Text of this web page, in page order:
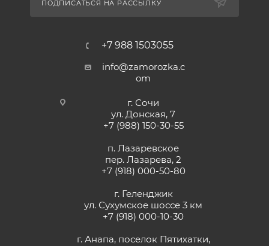
ПОДПИСАТЬСЯ НА РАССЫЛКУ
+7 988 1503055
info@zamorozka.c
om
г. Сочи
ул. Донская, 7
+7 (988) 150-30-55
п. Лазаревское
пер. Лазарева, 2
+7 (918) 000-50-80
г. Геленджик
ул. Сухумское шоссе 3 км
+7 (918) 000-10-30
г. Анапа, поселок Пятихатки,